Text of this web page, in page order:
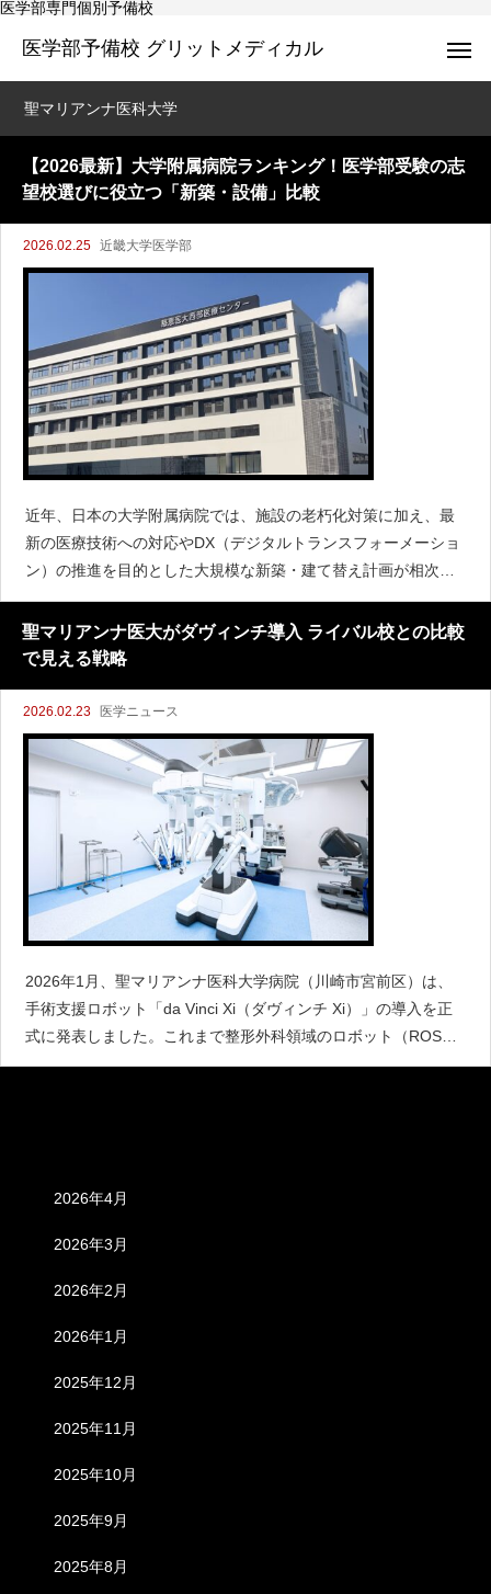
医学部専門個別予備校
医学部予備校 グリットメディカル
聖マリアンナ医科大学
【2026最新】大学附属病院ランキング！医学部受験の志
望校選びに役立つ「新築・設備」比較
2026.02.25 近畿大学医学部
近年、日本の大学附属病院では、施設の老朽化対策に加え、最
新の医療技術への対応やDX（デジタルトランスフォーメーショ
ン）の推進を目的とした大規模な新築・建て替え計画が相次い
でいます。ここでは、2026年現在の最新情報をもとに、新築・
移転が行われた（または2026年予定の）大学附属病院を「開院
聖マリアンナ医大がダヴィンチ導入 ライバル校との比較
で見える戦略
2026.02.23 医学ニュース
2026年1月、聖マリアンナ医科大学病院（川崎市宮前区）は、
手術支援ロボット「da Vinci Xi（ダヴィンチ Xi）」の導入を正
式に発表しました。これまで整形外科領域のロボット（ROSA
等）では先行していた同院ですが、消化器外科や泌尿器科とい
2026年4月
2026年3月
2026年2月
2026年1月
2025年12月
2025年11月
2025年10月
2025年9月
2025年8月